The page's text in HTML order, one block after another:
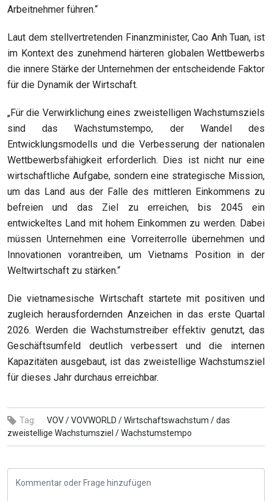
Arbeitnehmer führen.“
Laut dem stellvertretenden Finanzminister, Cao Anh Tuan, ist
im Kontext des zunehmend härteren globalen Wettbewerbs
die innere Stärke der Unternehmen der entscheidende Faktor
für die Dynamik der Wirtschaft.
„Für die Verwirklichung eines zweistelligen Wachstumsziels
sind dasWachstumstempo, der Wandel des
Entwicklungsmodells und die Verbesserung der nationalen
Wettbewerbsfähigkeiterforderlich. Dies ist nicht nur eine
wirtschaftliche Aufgabe, sondern eine strategische Mission,
um das Land aus der Falle des mittleren Einkommens zu
befreien und das Ziel zu erreichen, bis 2045 ein
entwickeltes Land mit hohem Einkommen zu werden. Dabei
müssen Unternehmen eine Vorreiterrolle übernehmen und
Innovationen vorantreiben,um Vietnams Position in der
Weltwirtschaft zu stärken.“
Die vietnamesische Wirtschaft startete mit positiven und
zugleich herausfordernden Anzeichen in das erste Quartal
2026. Werden die Wachstumstreiber effektiv genutzt, das
Geschäftsumfeld deutlich verbessert und die internen
Kapazitäten ausgebaut, ist das zweistellige Wachstumsziel
für dieses Jahr durchaus erreichbar.
Tag: VOV /VOVWORLD /Wirtschaftswachstum /das
zweistellige Wachstumsziel /Wachstumstempo